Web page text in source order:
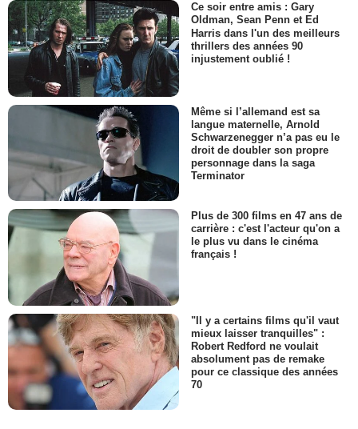
Ce soir entre amis : Gary
Oldman, Sean Penn et Ed
Harris dans l'un des meilleurs
thrillers des années 90
injustement oublié !
Même si l’allemand est sa
langue maternelle, Arnold
Schwarzenegger n’a pas eu le
droit de doubler son propre
personnage dans la saga
Terminator
Plus de 300 films en 47 ans de
carrière : c'est l'acteur qu'on a
le plus vu dans le cinéma
français !
"Il y a certains films qu'il vaut
mieux laisser tranquilles" :
Robert Redford ne voulait
absolument pas de remake
pour ce classique des années
70